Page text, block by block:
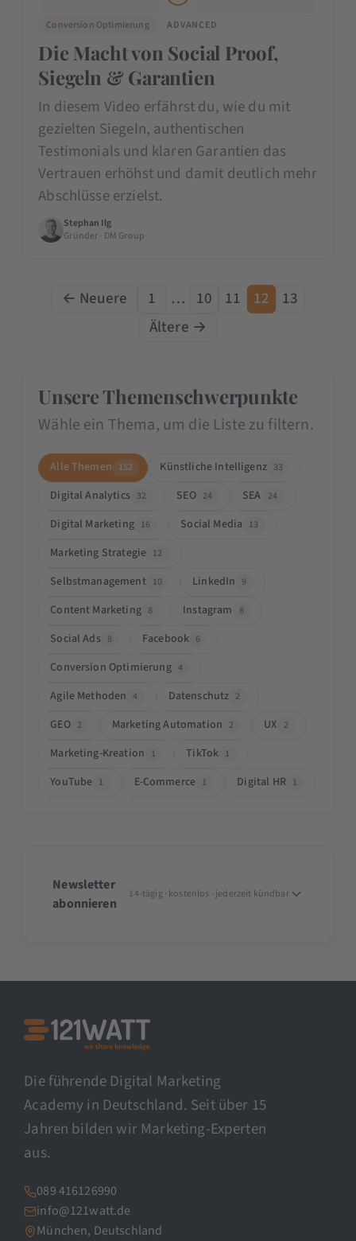
Conversion Optimierung ADVANCED
Die Macht von Social Proof,
Siegeln & Garantien
In diesem Video erfährst du, wie du mit
gezielten Siegeln, authentischen
Testimonials und klaren Garantien das
Vertrauen erhöhst und damit deutlich mehr
Abschlüsse erzielst.
Stephan Ilg
Gründer · DM Group
← Neuere 1 … 10 11 12
13
Ältere →
Unsere Themenschwerpunkte
Wähle ein Thema, um die Liste zu filtern.
Alle Themen 152 Künstliche Intelligenz 33
Digital Analytics 32 SEO 24 SEA 24
Digital Marketing 16 Social Media 13
Marketing Strategie 12
Selbstmanagement 10 LinkedIn 9
Content Marketing 8 Instagram 8
Social Ads 8 Facebook 6
Conversion Optimierung 4
Agile Methoden 4 Datenschutz 2
GEO 2 Marketing Automation 2 UX 2
Marketing-Kreation 1 TikTok 1
YouTube 1 E-Commerce 1 Digital HR 1
Newsletter
abonnieren
14-tägig · kostenlos · jederzeit kündbar
Die führende Digital Marketing
Academy in Deutschland. Seit über 15
Jahren bilden wir Marketing-Experten
aus.
089 416126990
info@121watt.de
München, Deutschland